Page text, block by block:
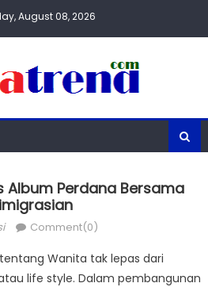
August 08, 2026
Album Perdana Bersama
Comment(0)
Wanita tak lepas dari
life style. Dalam pembangunan